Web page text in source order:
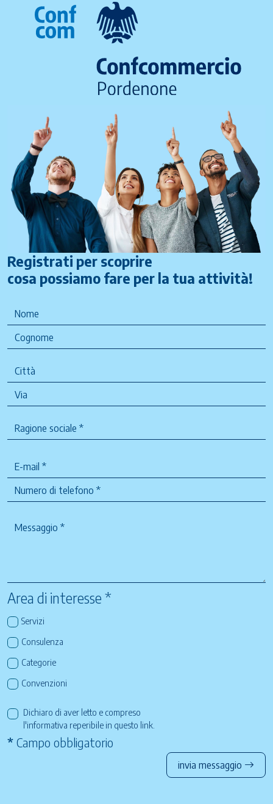
Registrati per scoprire
cosa possiamo fare per la tua attività!
Area di interesse *
Servizi
Consulenza
Categorie
Convenzioni
Dichiaro di aver letto e compreso
l'informativa reperibile in questo link
* Campo obbligatorio
invia messaggio